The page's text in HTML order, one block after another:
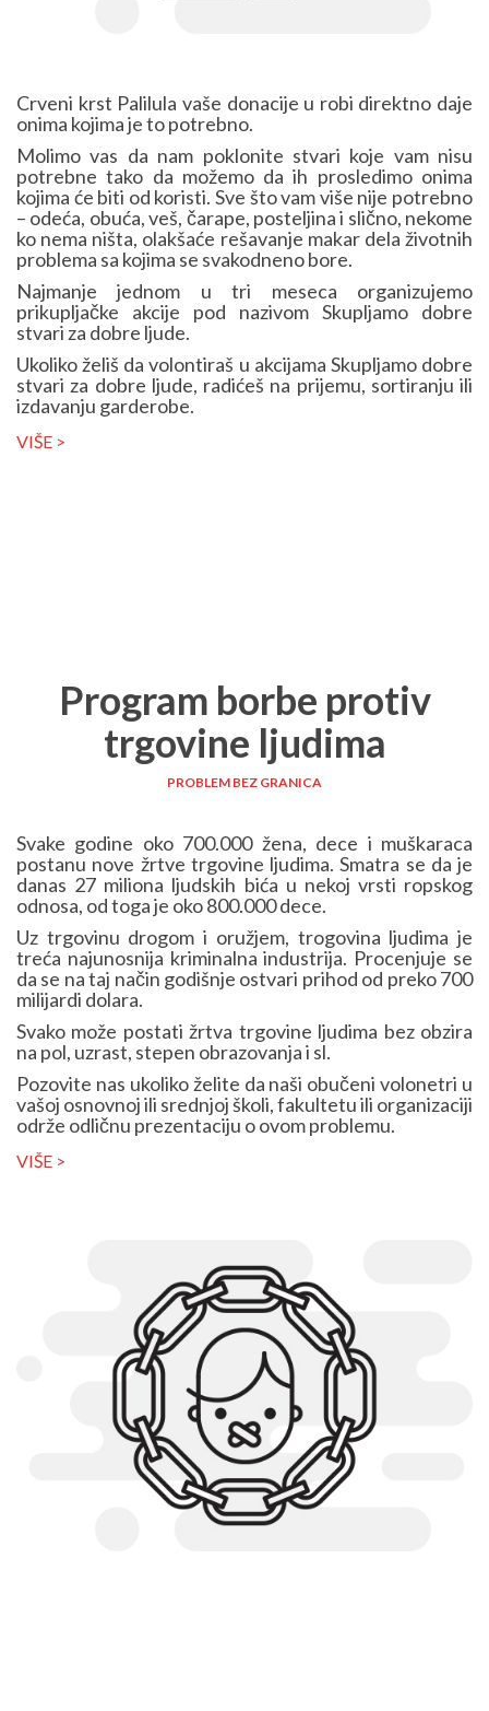
Crveni krst Palilula vaše donacije u robi direktno daje
onima kojima je to potrebno.
Molimo vas da nam poklonite stvari koje vam nisu
potrebne tako da možemo da ih prosledimo onima
kojima će biti od koristi. Sve što vam više nije potrebno
– odeća, obuća, veš, čarape, posteljina i slično, nekome
ko nema ništa, olakšaće rešavanje makar dela životnih
problema sa kojima se svakodneno bore.
Najmanje jednom u tri meseca organizujemo
prikupljačke akcije pod nazivom Skupljamo dobre
stvari za dobre ljude.
Ukoliko želiš da volontiraš u akcijama Skupljamo dobre
stvari za dobre ljude, radićeš na prijemu, sortiranju ili
izdavanju garderobe.
VIŠE >
Program borbe protiv
trgovine ljudima
PROBLEM BEZ GRANICA
Svake godine oko 700.000 žena, dece i muškaraca
postanu nove žrtve trgovine ljudima. Smatra se da je
danas 27 miliona ljudskih bića u nekoj vrsti ropskog
odnosa, od toga je oko 800.000 dece.
Uz trgovinu drogom i oružjem, trogovina ljudima je
treća najunosnija kriminalna industrija. Procenjuje se
da se na taj način godišnje ostvari prihod od preko 700
milijardi dolara.
Svako može postati žrtva trgovine ljudima bez obzira
na pol, uzrast, stepen obrazovanja i sl.
Pozovite nas ukoliko želite da naši obučeni volonetri u
vašoj osnovnoj ili srednjoj školi, fakultetu ili organizaciji
održe odličnu prezentaciju o ovom problemu.
VIŠE >